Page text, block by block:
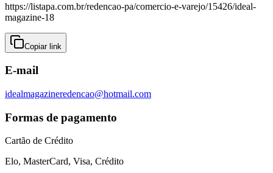
https://listapa.com.br/redencao-pa/comercio-e-varejo/15426/ideal-
magazine-18
Copiar link
E-mail
idealmagazineredencao@hotmail.com
Formas de pagamento
Cartão de Crédito
Elo, MasterCard, Visa, Crédito